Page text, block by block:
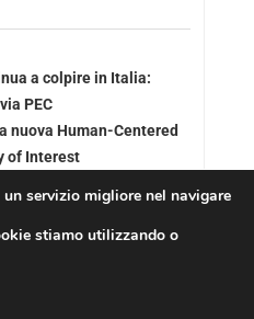
a colpire in Italia:
PEC
nuova Human-Centered
of Interest
servizio migliore nel navigare
stiamo utilizzando o